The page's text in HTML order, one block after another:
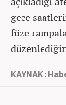
gece
füze
KAYNAK :